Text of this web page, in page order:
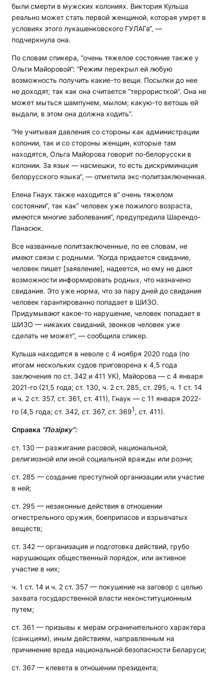
были смерти в мужских колониях. Виктория Кульша
реально может стать первой женщиной, которая умрет в
условиях этого лукашенковского ГУЛАГа“, —
подчеркнула она.
По словам спикера, “очень тяжелое состояние также у
Ольги Майоровой“: “Режим перекрыл ей любую
возможность получить какие-то вещи. Посылки до нее
не доходят, так как она считается “террористкой”. Она не
может мыться шампунем, мылом; какую-то ветошь ей
выдали, в этом она должна ходить”.
“Не учитывая давления со стороны как администрации
колонии, так и со стороны женщин, которые там
находятся, Ольга Майорова говорит по-белорусски в
колонии. За язык — насмешки, то есть дискриминация
белорусского языка“, — отметила экс-политзаключенная.
Елена Гнаук также находится в” очень тяжелом
состоянии“, так как” человек уже пожилого возраста,
имеются многие заболевания“, предупредила Шарендо-
Панасюк.
Все названные политзаключенные, по ее словам, не
имеют связи с родными. “Когда придается свидание,
человек пишет [заявление], надеется, но ему не дают
возможности информировать родных, что назначено
свидание. Это уже норма, что за пару дней до свидания
человек гарантированно попадает в ШИЗО.
Придумывают какое-то нарушение, человек попадает в
ШИЗО — никаких свиданий, звонков человек уже
сделать не может”, — сообщила спикер.
Кульша находится в неволе с 4 ноября 2020 года (по
итогам нескольких судов приговорена к 4,5 года
заключения по ст. 342 и 411 УК), Майорова — с 4 января
2021-го (21,5 года; ст. 130, ч. 2 ст. 285, ст. 295, ч. 1 ст. 14
и ч. 2 ст. 357, ст. 361, ст. 411), Гнаук — с 11 января 2022-
го (4,5 года; ст. 342, ст. 367, ст. 3691 , ст. 411).
Справка “Позірку“:
ст. 130 — разжигание расовой, национальной,
религиозной или иной социальной вражды или розни;
ст. 285 — создание преступной организации или участие
в ней;
ст. 295 — незаконные действия в отношении
огнестрельного оружия, боеприпасов и взрывчатых
веществ;
ст. 342 — организация и подготовка действий, грубо
нарушающих общественный порядок, или активное
участие в них;
ч. 1 ст. 14 и ч. 2 ст. 357 — покушение на заговор с целью
захвата государственной власти неконституционным
путем;
ст. 361 — призывы к мерам ограничительного характера
(санкциям), иным действиям, направленным на
причинение вреда национальной безопасности Беларуси;
ст. 367 — клевета в отношении президента;